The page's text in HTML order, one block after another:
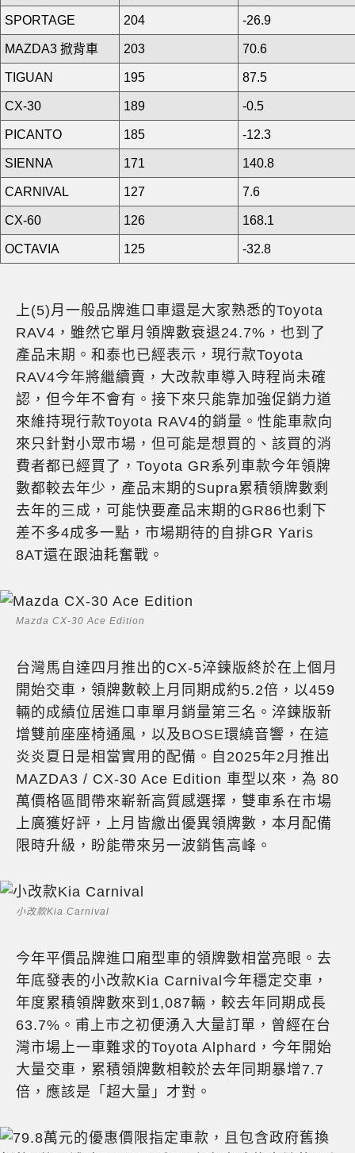
SPORTAGE 204 -26.9
MAZDA3 掀背車 203 70.6
TIGUAN 195 87.5
CX-30 189 -0.5
PICANTO 185 -12.3
SIENNA 171 140.8
CARNIVAL 127 7.6
CX-60 126 168.1
OCTAVIA 125 -32.8
上(5)月一般品牌進口車還是大家熟悉的Toyota
RAV4，雖然它單月領牌數衰退24.7%，也到了
產品末期。和泰也已經表示，現行款Toyota
RAV4今年將繼續賣，大改款車導入時程尚未確
認，但今年不會有。接下來只能靠加強促銷力道
來維持現行款Toyota RAV4的銷量。性能車款向
來只針對小眾市場，但可能是想買的、該買的消
費者都已經買了，Toyota GR系列車款今年領牌
數都較去年少，產品末期的Supra累積領牌數剩
去年的三成，可能快要產品末期的GR86也剩下
差不多4成多一點，市場期待的自排GR Yaris
8AT還在跟油耗奮戰。
Mazda CX-30 Ace Edition
台灣馬自達四月推出的CX-5淬鍊版終於在上個月
開始交車，領牌數較上月同期成約5.2倍，以459
輛的成績位居進口車單月銷量第三名。淬鍊版新
增雙前座座椅通風，以及BOSE環繞音響，在這
炎炎夏日是相當實用的配備。自2025年2月推出
MAZDA3 / CX-30 Ace Edition 車型以來，為 80
萬價格區間帶來嶄新高質感選擇，雙車系在市場
上廣獲好評，上月皆繳出優異領牌數，本月配備
限時升級，盼能帶來另一波銷售高峰。
小改款Kia Carnival
今年平價品牌進口廂型車的領牌數相當亮眼。去
年底發表的小改款Kia Carnival今年穩定交車，
年度累積領牌數來到1,087輛，較去年同期成長
63.7%。甫上市之初便湧入大量訂單，曾經在台
灣市場上一車難求的Toyota Alphard，今年開始
大量交車，累積領牌數相較於去年同期暴增7.7
倍，應該是「超大量」才對。